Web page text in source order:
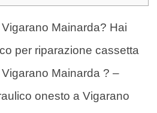
Mainarda? Hai
per riparazione cassetta
Mainarda ? –
onesto a Vigarano